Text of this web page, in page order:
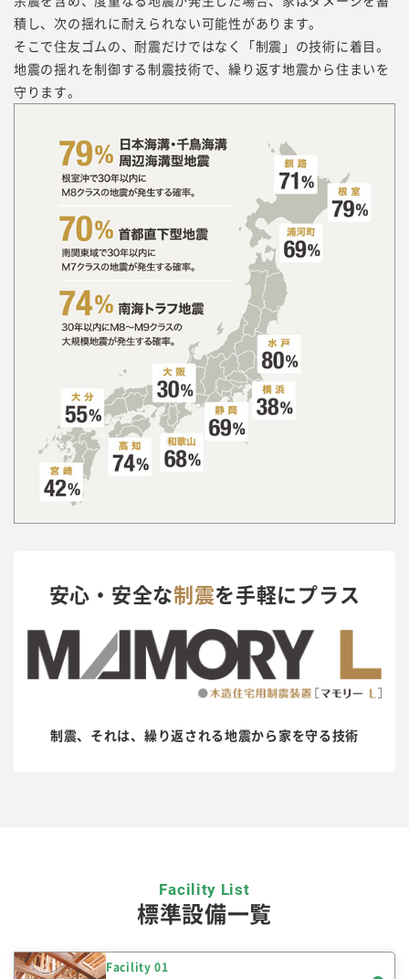
積し、次の揺れに耐えられない可能性があります。
そこで住友ゴムの、耐震だけではなく「制震」の技術に着目。
地震の揺れを制御する制震技術で、繰り返す地震から住まいを
守ります。
安心・安全な制震を手軽にプラス
制震、それは、繰り返される地震から家を守る技術
Facility List
標準設備一覧
Facility 01